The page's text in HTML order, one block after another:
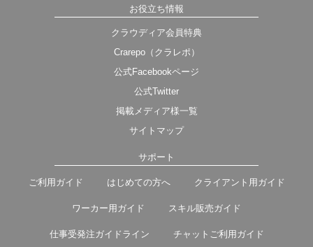
お役立ち情報
クラウディア会員特典
Crarepo（クラレポ）
公式Facebookページ
公式Twitter
掲載メディア様一覧
サイトマップ
サポート
ご利用ガイド はじめての方へ クライアント用ガイド
ワーカー用ガイド スキル販売ガイド
仕事受発注ガイドライン チャットご利用ガイド